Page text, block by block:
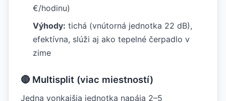
€/hodinu)
Výhody: tichá (vnútorná jednotka 22 dB),
efektívna, slúži aj ako tepelné čerpadlo v
zime
🔴 Multisplit (viac miestností)
Jedna vonkajšia jednotka napája 2–5